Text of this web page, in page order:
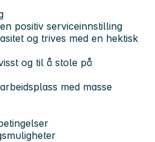
positiv serviceinnstilling
og trives med en hektisk
og til å stole på
med masse